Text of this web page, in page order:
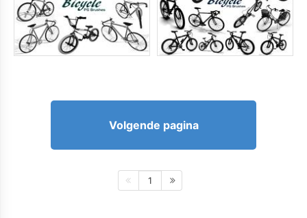
Volgende pagina
1